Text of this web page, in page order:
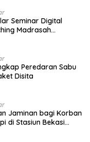
Seminar Digital
Madrasah
Peredaran Sabu
Disita
Jaminan bagi Korban
di Stasiun Bekasi